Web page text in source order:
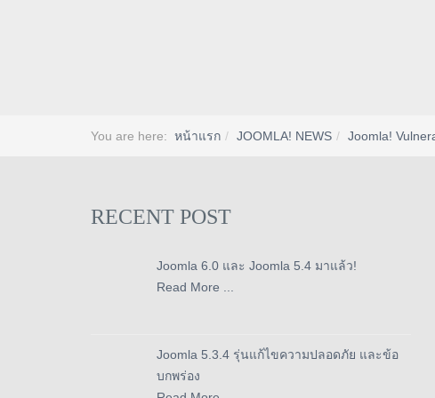
You are here: หน้าแรก JOOMLA! NEWS Joomla!
RECENT POST
Joomla 6.0 และ Joomla 5.4 มาแล้ว!
Read More ...
Joomla 5.3.4 รุ่นแก้ไขความปลอดภัย และข้อ
บกพร่อง